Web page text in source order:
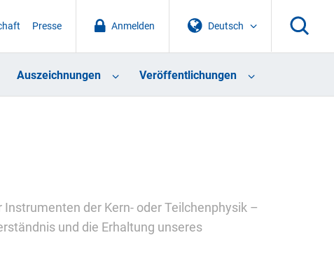
Deutsch
Anmelden
Presse
Auszeichnungen Veröffentlichungen
der Kern- oder Teilchenphysik –
und die Erhaltung unseres